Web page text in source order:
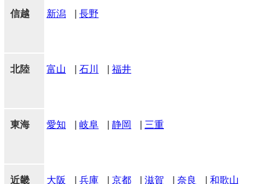
信越 新潟 長野
北陸 富山 石川 福井
東海 愛知 岐阜 静岡 三重
近畿 大阪 兵庫 京都 滋賀 奈良 和歌山